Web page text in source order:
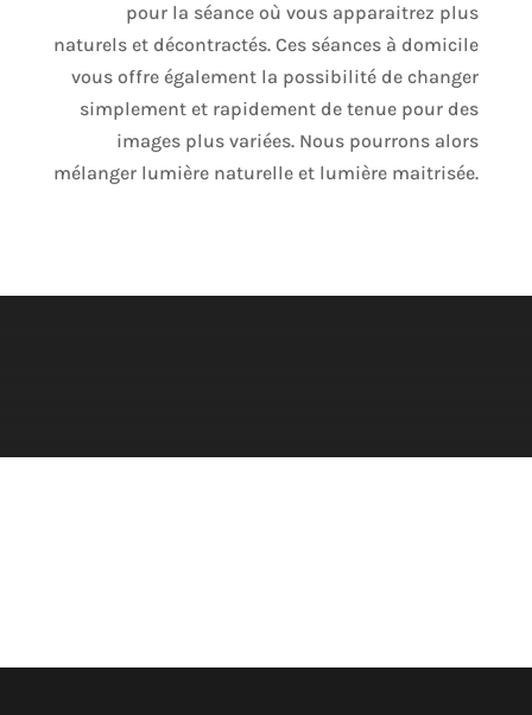
pour la séance où vous apparaitrez plus
naturels et décontractés. Ces séances à domicile
vous offre également la possibilité de changer
simplement et rapidement de tenue pour des
images plus variées. Nous pourrons alors
mélanger lumière naturelle et lumière maitrisée.